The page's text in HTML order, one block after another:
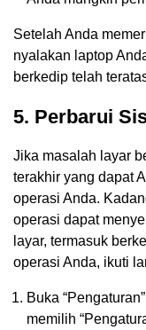
Setelah Anda
nyalakan laptop
berkedip telah
5. Perbarui
Jika masalah layar
terakhir yang dapat
operasi Anda.
operasi dapat
layar, termasuk
operasi Anda, ikuti
Buka
memilih